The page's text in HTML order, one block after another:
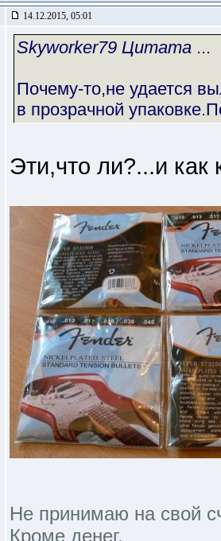
14.12.2015, 05:01
Skyworker79 Цитата ...
Почему-то,не удается
в прозрачной
Эти,что ли?...и как
Не принимаю на свой
Кроме денег.